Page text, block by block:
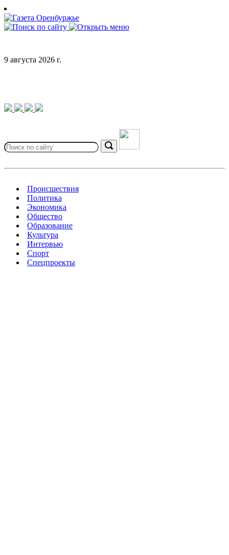
Skip
to
content
9 августа 2026 г.
for:
Search
Происшествия
Политика
Экономика
Общество
Образование
Культура
Интервью
Спорт
Спецпроекты